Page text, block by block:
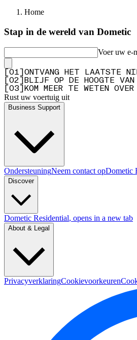
Home
Stap in de wereld van Dometic
Voer uw e-
01
ONTVANG HET LAATSTE
02
BLIJF OP DE HOOGTE VAN
03 KOM MEER TE WETEN OVER
Rust uw voertuig uit
Business Support
OndersteuningNeem contact opDometic
Discover
Dometic Residential, opens in a new tab
About & Legal
PrivacyverklaringCookievoorkeuren